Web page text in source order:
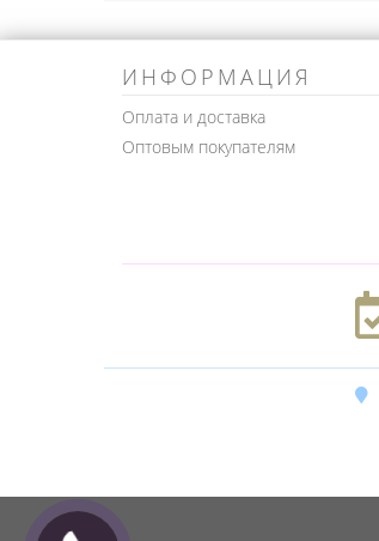
ИНФОРМАЦИЯ
Оплата и доставка
Оптовым покупателям